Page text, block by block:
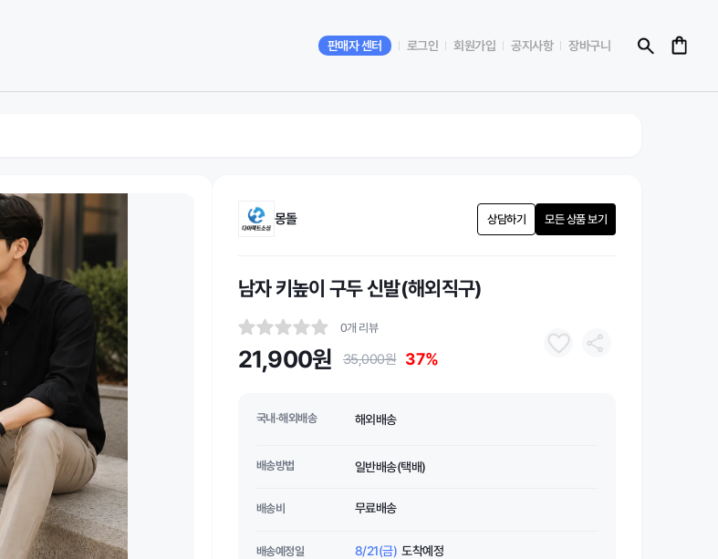
판매자 센터 로그인 회원가입 공지사항 장바구니
몽돌 상담하기 모든 상품 보기
남자 키높이 구두 신발(해외직구)
0개 리뷰
21,900원 35,000원 37%
국내·해외배송 해외배송
배송방법 일반배송(택배)
배송비 무료배송
배송예정일 8/21(금) 도착예정